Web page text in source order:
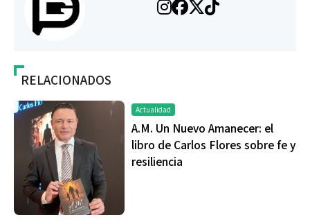
RELACIONADOS
Actualidad
A.M. Un Nuevo Amanecer: el
libro de Carlos Flores sobre fe y
resiliencia